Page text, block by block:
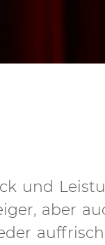
und
aber